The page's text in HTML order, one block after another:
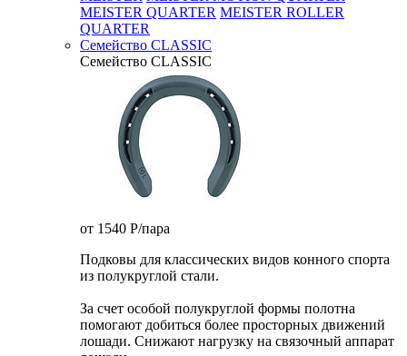
MEISTER QUARTER MEISTER ROLLER
QUARTER
Семейство CLASSIC
Семейство CLASSIC
от 1540 P/пара
Подковы для классических видов конного спорта
из полукруглой стали.
За счет особой полукруглой формы полотна
помогают добиться более просторных движений
лошади. Снижают нагрузку на связочный аппарат